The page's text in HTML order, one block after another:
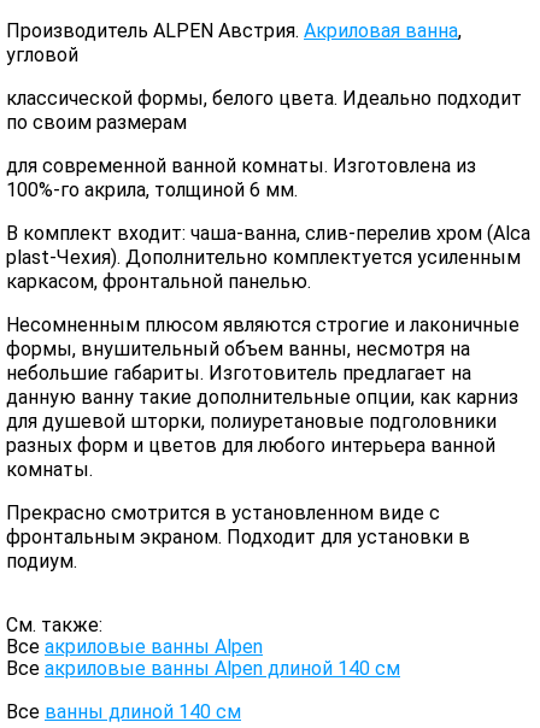
Производитель ALPEN Австрия. Акриловая ванна,
угловой
классической формы, белого цвета. Идеально подходит
по своим размерам
для современной ванной комнаты. Изготовлена из
100%-го акрила, толщиной 6 мм.
В комплект входит: чаша-ванна, слив-перелив хром (Alca
plast-Чехия). Дополнительно комплектуется усиленным
каркасом, фронтальной панелью.
Несомненным плюсом являются строгие и лаконичные
формы, внушительный объем ванны, несмотря на
небольшие габариты. Изготовитель предлагает на
данную ванну такие дополнительные опции, как карниз
для душевой шторки, полиуретановые подголовники
разных форм и цветов для любого интерьера ванной
комнаты.
Прекрасно смотрится в установленном виде с
фронтальным экраном. Подходит для установки в
подиум.
См. также:
Все акриловые ванны Alpen
Все акриловые ванны Alpen длиной 140 см
Все ванны длиной 140 см